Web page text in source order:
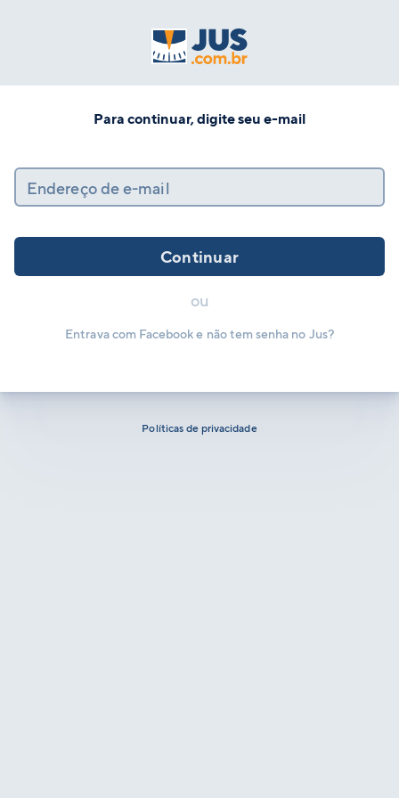
Para continuar, digite seu e-mail
Endereço de e-mail
Continuar
ou
Entrava com Facebook e não tem senha no Jus?
Políticas de privacidade